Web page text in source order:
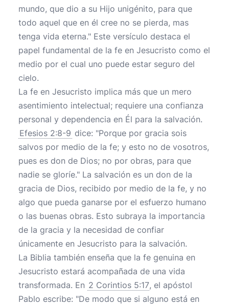
mundo, que dio a su Hijo unigénito, para que
todo aquel que en él cree no se pierda, mas
tenga vida eterna." Este versículo destaca el
papel fundamental de la fe en Jesucristo como el
medio por el cual uno puede estar seguro del
cielo.
La fe en Jesucristo implica más que un mero
asentimiento intelectual; requiere una confianza
personal y dependencia en Él para la salvación.
Efesios 2:8-9 dice: "Porque por gracia sois
salvos por medio de la fe; y esto no de vosotros,
pues es don de Dios; no por obras, para que
nadie se gloríe." La salvación es un don de la
gracia de Dios, recibido por medio de la fe, y no
algo que pueda ganarse por el esfuerzo humano
o las buenas obras. Esto subraya la importancia
de la gracia y la necesidad de confiar
únicamente en Jesucristo para la salvación.
La Biblia también enseña que la fe genuina en
Jesucristo estará acompañada de una vida
transformada. En 2 Corintios 5:17, el apóstol
Pablo escribe: "De modo que si alguno está en